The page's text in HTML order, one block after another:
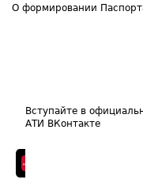
О формировании
Вступайте в
АТИ ВКонтакте